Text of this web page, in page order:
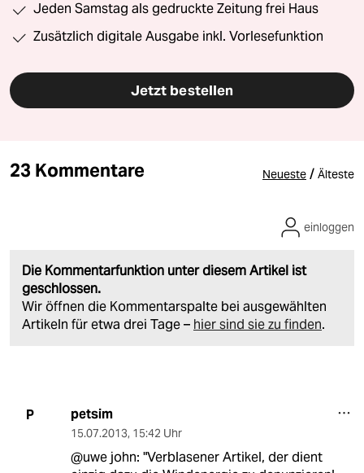
Jeden Samstag als gedruckte Zeitung frei Haus
Zusätzlich digitale Ausgabe inkl. Vorlesefunktion
Jetzt bestellen
23 Kommentare Neueste / Älteste
Die Kommentarfunktion unter diesem Artikel ist
geschlossen.
Wir öffnen die Kommentarspalte bei ausgewählten
Artikeln für etwa drei Tage – hier sind sie zu finden.
einloggen
P petsim
15.07.2013, 15:42 Uhr
@uwe john: "Verblasener Artikel, der dient